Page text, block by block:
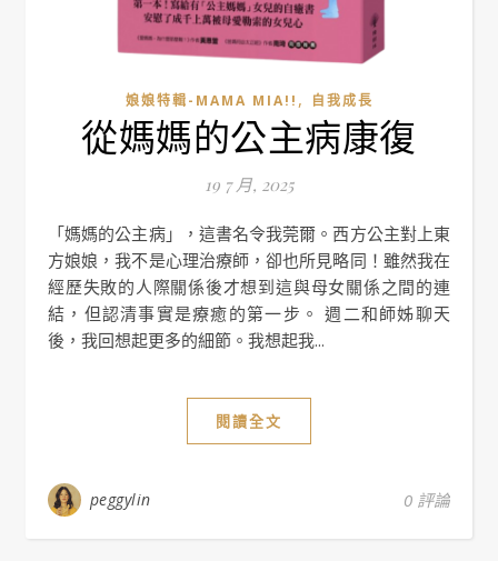
娘娘特輯-MAMA MIA!! , 自我成長
從媽媽的公主病康復
19 7 月, 2025
「媽媽的公主病」，這書名令我莞爾。西方公主對上東
方娘娘，我不是心理治療師，卻也所見略同！雖然我在
經歷失敗的人際關係後才想到這與母女關係之間的連
結，但認清事實是療癒的第一步。 週二和師姊聊天
後，我回想起更多的細節。我想起我...
閱讀全文
peggylin 0 評論